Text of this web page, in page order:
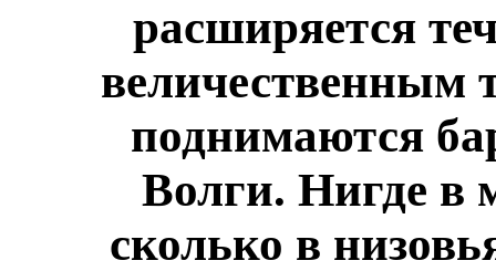
расширяется
величественным
поднимаются
Волги. Нигде в
сколько в